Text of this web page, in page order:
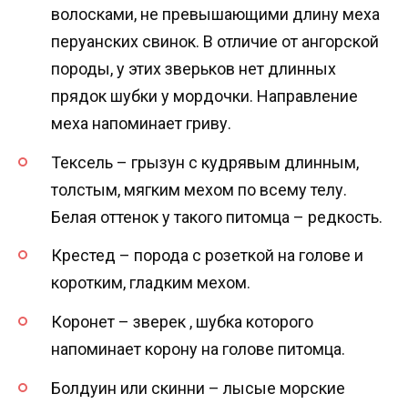
волосками, не превышающими длину меха
перуанских свинок. В отличие от ангорской
породы, у этих зверьков нет длинных
прядок шубки у мордочки. Направление
меха напоминает гриву.
Тексель – грызун с кудрявым длинным,
толстым, мягким мехом по всему телу.
Белая оттенок у такого питомца – редкость.
Крестед – порода с розеткой на голове и
коротким, гладким мехом.
Коронет – зверек , шубка которого
напоминает корону на голове питомца.
Болдуин или скинни – лысые морские